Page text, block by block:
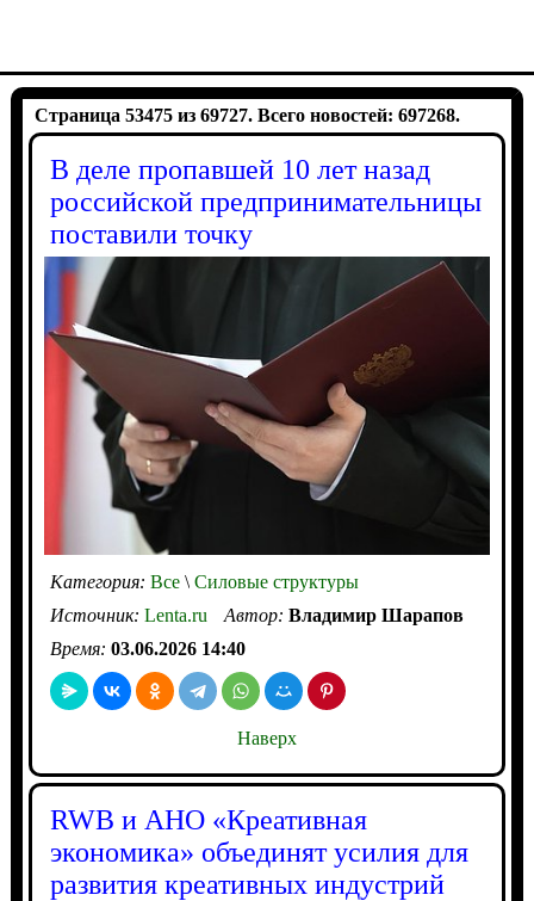
Страница 53475 из 69727. Всего новостей: 697268.
В деле пропавшей 10 лет назад
российской предпринимательницы
поставили точку
Категория: Все\Силовые структуры
Источник: Lenta.ru Автор: Владимир Шарапов
Время: 03.06.2026 14:40
Наверх
RWB и АНО «Креативная
экономика» объединят усилия для
развития креативных индустрий